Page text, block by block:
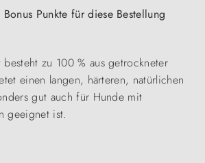
Punkte für diese Bestellung
besteht zu 100 % aus getrockneter
einen langen, härteren, natürlichen
gut auch für Hunde mit
geeignet ist.